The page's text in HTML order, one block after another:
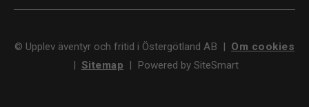
© Upplev äventyr och fritid i Östergötland AB | Om cookies
| Sitemap | Powered by SiteSmart